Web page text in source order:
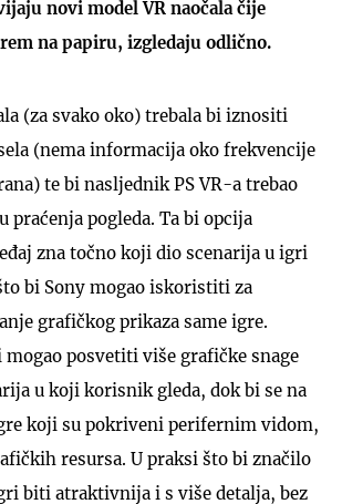
novi model VR naočala čije
na papiru, izgledaju odlično.
(za svako oko) trebala bi iznositi
(nema informacija oko frekvencije
te bi nasljednik PS VR-a trebao
praćenja pogleda. Ta bi opcija
zna točno koji dio scenarija u igri
bi Sony mogao iskoristiti za
grafičkog prikaza same igre.
mogao posvetiti više grafičke snage
u koji korisnik gleda, dok bi se na
koji su pokriveni perifernim vidom,
resursa. U praksi što bi značilo
biti atraktivnija i s više detalja, bez